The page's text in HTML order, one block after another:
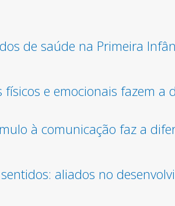
de saúde na Primeira
físicos e emocionais fazem a
à comunicação faz a
aliados no